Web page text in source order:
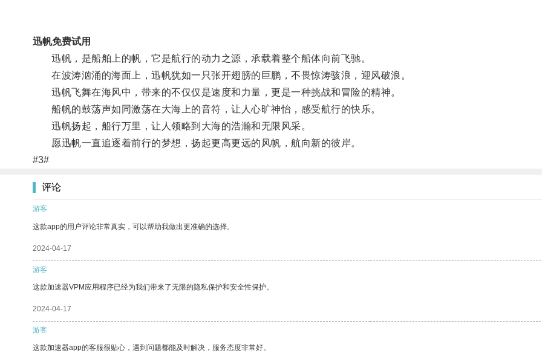
迅帆免费试用
迅帆，是船舶上的帆，它是航行的动力之源，承载着整个船体向前飞驰。
在波涛汹涌的海面上，迅帆犹如一只张开翅膀的巨鹏，不畏惊涛骇浪，迎风破浪。
迅帆飞舞在海风中，带来的不仅仅是速度和力量，更是一种挑战和冒险的精神。
船帆的鼓荡声如同激荡在大海上的音符，让人心旷神怡，感受航行的快乐。
迅帆扬起，船行万里，让人领略到大海的浩瀚和无限风采。
愿迅帆一直追逐着前行的梦想，扬起更高更远的风帆，航向新的彼岸。
#3#
评论
游客
这款app的用户评论非常真实，可以帮助我做出更准确的选择。
2024-04-17
游客
这款加速器VPM应用程序已经为我们带来了无限的隐私保护和安全性保护。
2024-04-17
游客
这款加速器app的客服很贴心，遇到问题都能及时解决，服务态度非常好。